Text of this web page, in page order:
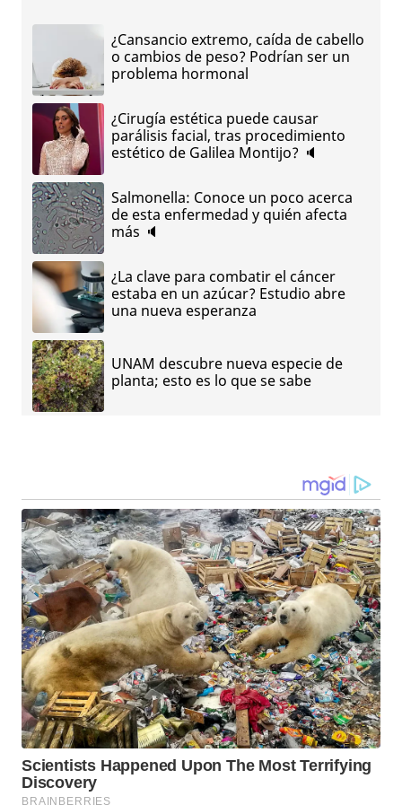
¿Cansancio extremo, caída de cabello
o cambios de peso? Podrían ser un
problema hormonal
¿Cirugía estética puede causar
parálisis facial, tras procedimiento
estético de Galilea Montijo? 🔈
Salmonella: Conoce un poco acerca
de esta enfermedad y quién afecta
más 🔈
¿La clave para combatir el cáncer
estaba en un azúcar? Estudio abre
una nueva esperanza
UNAM descubre nueva especie de
planta; esto es lo que se sabe